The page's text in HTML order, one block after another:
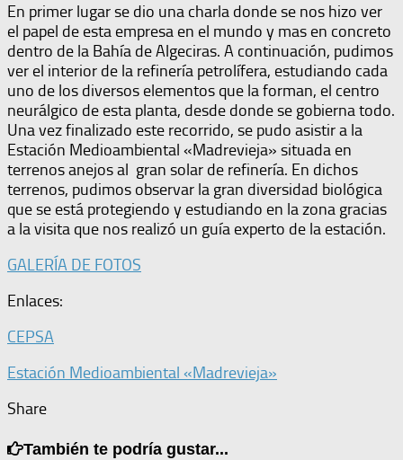
En primer lugar se dio una charla donde se nos hizo ver
el papel de esta empresa en el mundo y mas en concreto
dentro de la Bahía de Algeciras. A continuación, pudimos
ver el interior de la refinería petrolífera, estudiando cada
uno de los diversos elementos que la forman, el centro
neurálgico de esta planta, desde donde se gobierna todo.
Una vez finalizado este recorrido, se pudo asistir a la
Estación Medioambiental «Madrevieja» situada en
terrenos anejos al gran solar de refinería. En dichos
terrenos, pudimos observar la gran diversidad biológica
que se está protegiendo y estudiando en la zona gracias
a la visita que nos realizó un guía experto de la estación.
GALERÍA DE FOTOS
Enlaces:
CEPSA
Estación Medioambiental «Madrevieja»
Share
También te podría gustar...